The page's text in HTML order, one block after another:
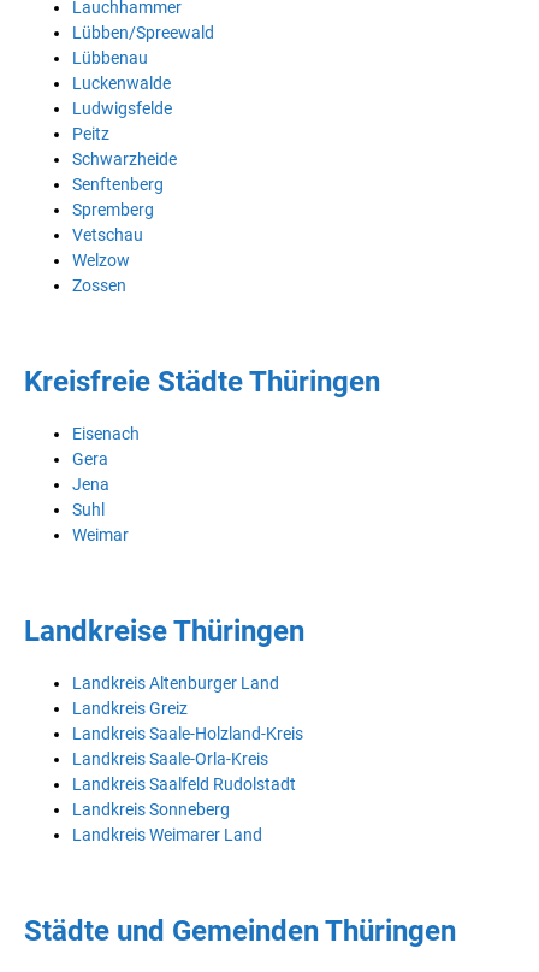
Lauchhammer
Lübben/Spreewald
Lübbenau
Luckenwalde
Ludwigsfelde
Peitz
Schwarzheide
Senftenberg
Spremberg
Vetschau
Welzow
Zossen
Kreisfreie Städte Thüringen
Eisenach
Gera
Jena
Suhl
Weimar
Landkreise Thüringen
Landkreis Altenburger Land
Landkreis Greiz
Landkreis Saale-Holzland-Kreis
Landkreis Saale-Orla-Kreis
Landkreis Saalfeld Rudolstadt
Landkreis Sonneberg
Landkreis Weimarer Land
Städte und Gemeinden Thüringen